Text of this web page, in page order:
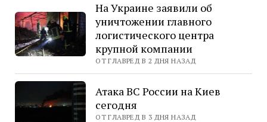
На Украине заявили об
уничтожении главного
логистического центра
крупной компании
ОТ ГЛАВРЕД В 2 ДНЯ НАЗАД
Атака ВС России на Киев
сегодня
ОТ ГЛАВРЕД В 3 ДНЯ НАЗАД